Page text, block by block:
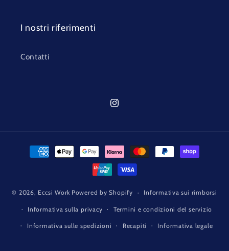
I nostri riferimenti
Contatti
Instagram
Metodi
© 2026, Eccsi Work Powered by Shopify Informativa sui rimborsi
Informativa sulla privacy Termini e condizioni del servizio
Informativa sulle spedizioni Recapiti Informativa legale